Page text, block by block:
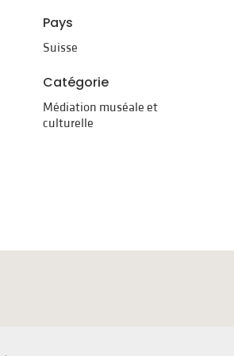
Pays
Suisse
Catégorie
Médiation muséale et
culturelle